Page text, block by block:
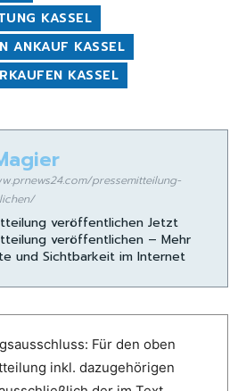
KASSEL
ANKAUF KASSEL
KASSEL
pressemitteilung-
veröffentlichen Jetzt
veröffentlichen – Mehr
und Sichtbarkeit im Internet
Für den oben
inkl. dazugehörigen